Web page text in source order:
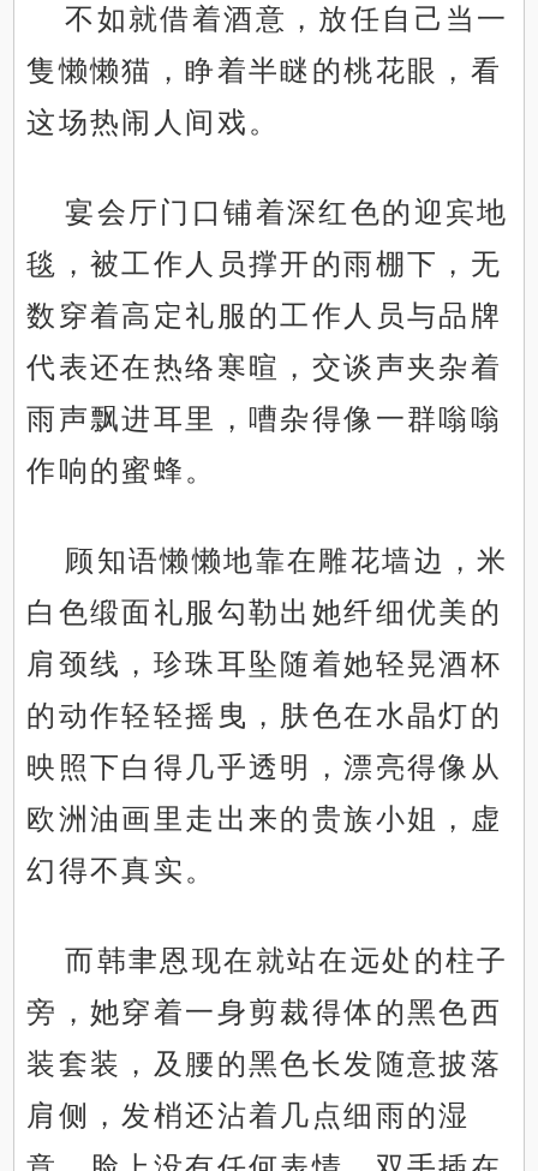
不如就借着酒意，放任自己当一
隻懒懒猫，睁着半瞇的桃花眼，看
这场热闹人间戏。
宴会厅门口铺着深红色的迎宾地
毯，被工作人员撑开的雨棚下，无
数穿着高定礼服的工作人员与品牌
代表还在热络寒暄，交谈声夹杂着
雨声飘进耳里，嘈杂得像一群嗡嗡
作响的蜜蜂。
顾知语懒懒地靠在雕花墙边，米
白色缎面礼服勾勒出她纤细优美的
肩颈线，珍珠耳坠随着她轻晃酒杯
的动作轻轻摇曳，肤色在水晶灯的
映照下白得几乎透明，漂亮得像从
欧洲油画里走出来的贵族小姐，虚
幻得不真实。
而韩聿恩现在就站在远处的柱子
旁，她穿着一身剪裁得体的黑色西
装套装，及腰的黑色长发随意披落
肩侧，发梢还沾着几点细雨的湿